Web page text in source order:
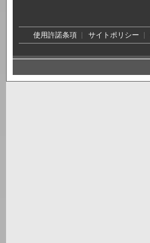
使用許諾条項 サイトポリシー